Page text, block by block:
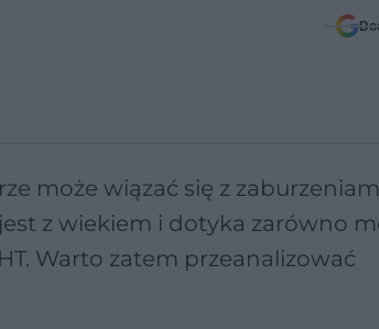
może wiązać się z
z wiekiem i dotyka zarówno
Warto zatem przeanalizować